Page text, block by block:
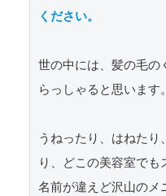
ください。
世の中には、髪の毛の
らっしゃると思います。
うねったり、はねたり
り、どこの美容室で
名前が違えど沢山のメ